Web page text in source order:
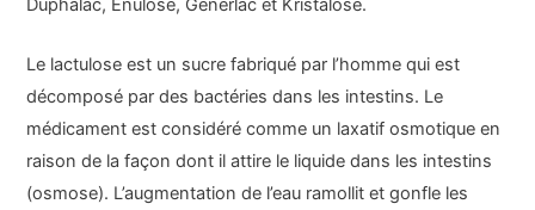
Duphalac, Enulose, Generlac et Kristalose.
Le lactulose est un sucre fabriqué par l’homme qui est
décomposé par des bactéries dans les intestins. Le
médicament est considéré comme un laxatif osmotique en
raison de la façon dont il attire le liquide dans les intestins
(osmose). L’augmentation de l’eau ramollit et gonfle les